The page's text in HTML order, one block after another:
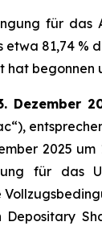
für das
81,74 %
begonnen
Dezember
2025
für
Depositary